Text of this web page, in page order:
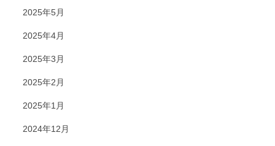
2025年5月
2025年4月
2025年3月
2025年2月
2025年1月
2024年12月